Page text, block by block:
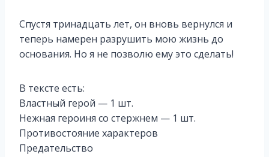
Спустя тринадцать лет, он вновь вернулся и
теперь намерен разрушить мою жизнь до
основания. Но я не позволю ему это сделать!
В тексте есть:
Властный герой — 1 шт.
Нежная героиня со стержнем — 1 шт.
Противостояние характеров
Предательство